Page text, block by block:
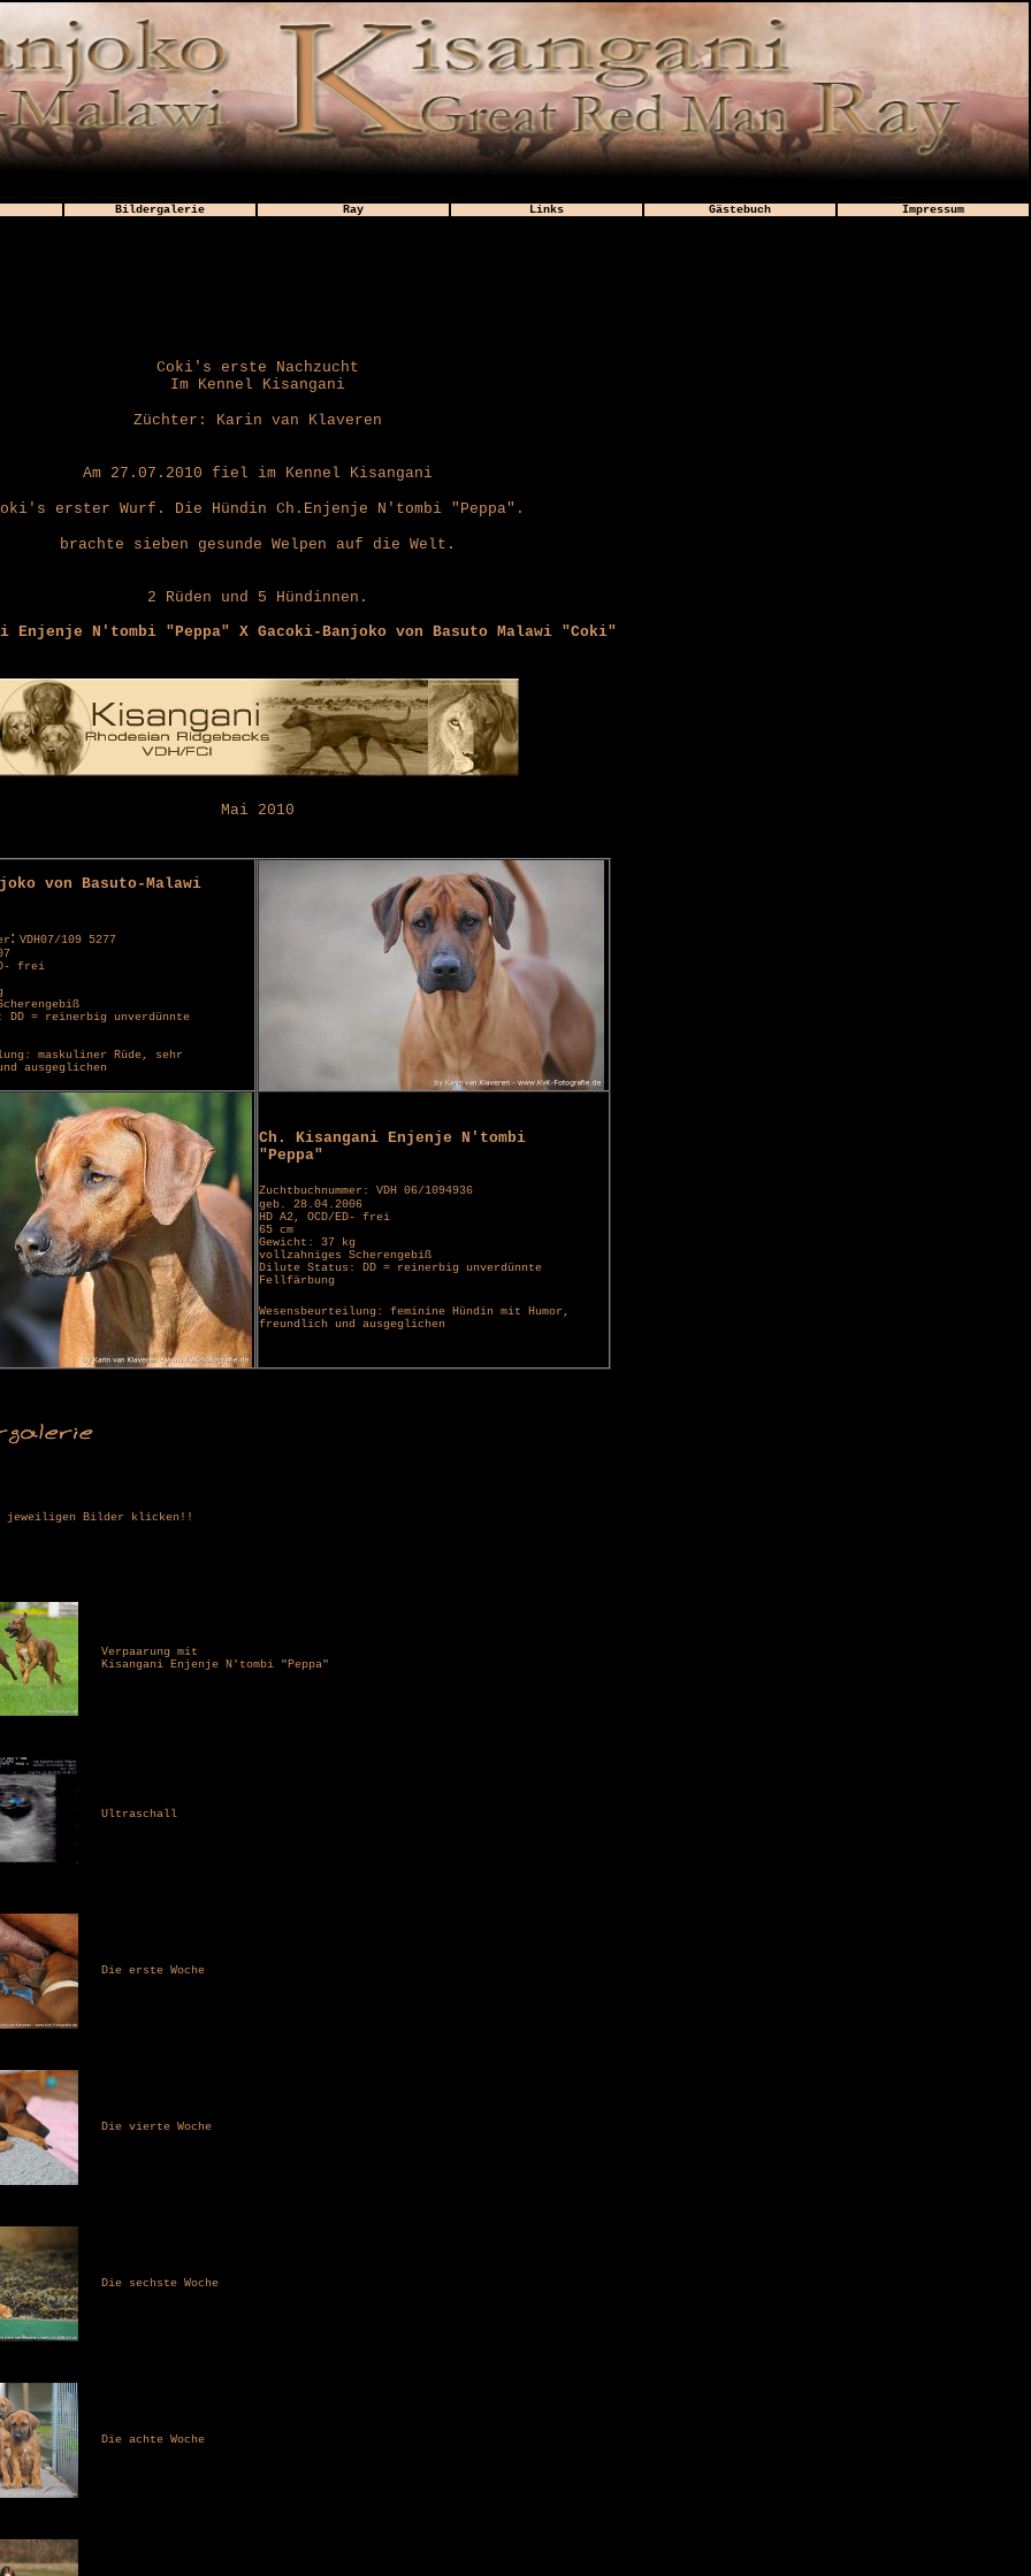
Bildergalerie Ray Links Gästebuch Impressum
Coki's erste Nachzucht
Im Kennel Kisangani
Züchter: Karin van Klaveren
Am 27.07.2010 fiel im Kennel Kisangani
erster Wurf. Die Hündin Ch.Enjenje N'tombi "Peppa".
brachte sieben gesunde Welpen auf die Welt.
2 Rüden und 5 Hündinnen.
Enjenje N'tombi "Peppa" X Gacoki-Banjoko von Basuto Malawi "Coki"
Mai 2010
von Basuto-Malawi
: VDH07/109 5277
frei
= reinerbig unverdünnte
maskuliner Rüde, sehr
ausgeglichen
Ch. Kisangani Enjenje N'tombi
"Peppa"
Zuchtbuchnummer: VDH 06/1094936
geb. 28.04.2006
HD A2, OCD/ED- frei
65 cm
Gewicht: 37 kg
vollzahniges Scherengebiß
Dilute Status: DD = reinerbig unverdünnte
Fellfärbung
Wesensbeurteilung: feminine Hündin mit Humor,
freundlich und ausgeglichen
Bilder klicken!!
Verpaarung mit
Kisangani Enjenje N'tombi "Peppa"
Ultraschall
Die erste Woche
Die vierte Woche
Die sechste Woche
Die achte Woche